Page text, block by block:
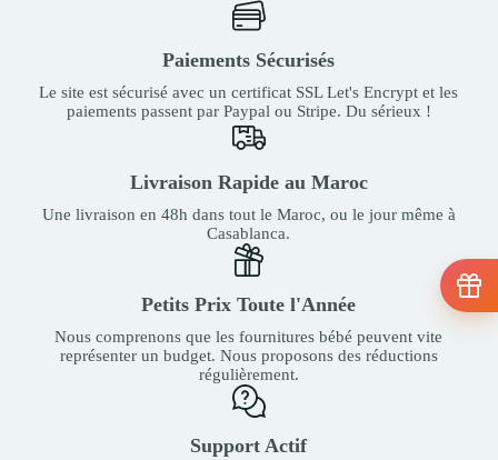
Paiements Sécurisés
Le site est sécurisé avec un certificat SSL Let's Encrypt et les
paiements passent par Paypal ou Stripe. Du sérieux !
Livraison Rapide au Maroc
Une livraison en 48h dans tout le Maroc, ou le jour même à
Casablanca.
Petits Prix Toute l'Année
Nous comprenons que les fournitures bébé peuvent vite
représenter un budget. Nous proposons des réductions
régulièrement.
Support Actif